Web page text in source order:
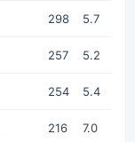
298 5.7
257 5.2
254 5.4
216 7.0